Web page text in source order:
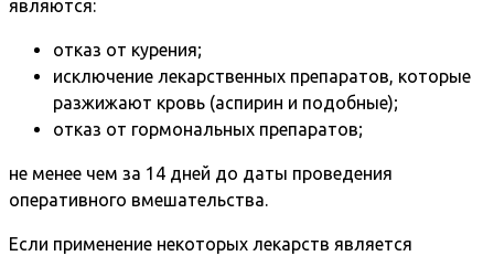
являются:
отказ от курения;
исключение лекарственных препаратов, которые
разжижают кровь (аспирин и подобные);
отказ от гормональных препаратов;
не менее чем за 14 дней до даты проведения
оперативного вмешательства.
Если применение некоторых лекарств является